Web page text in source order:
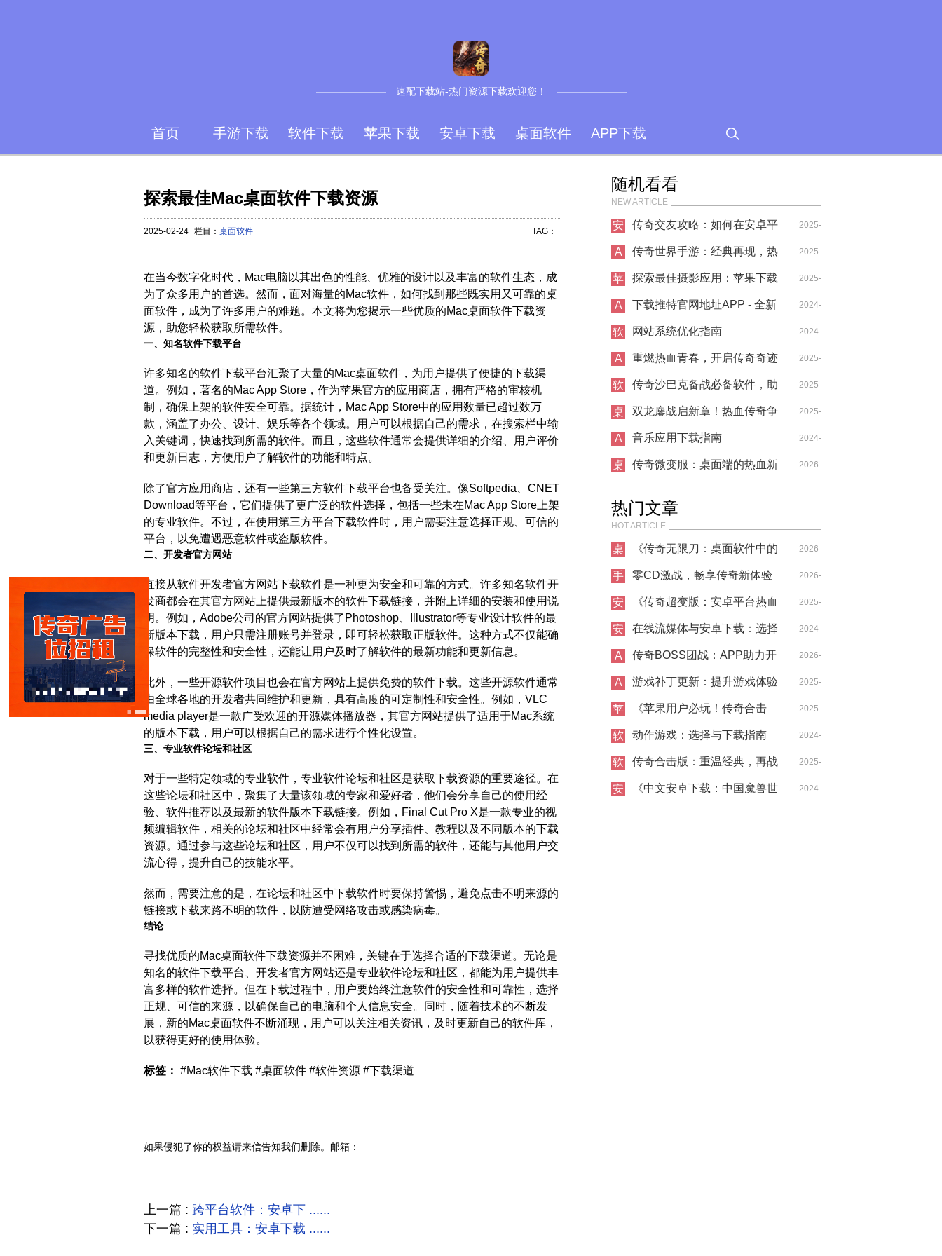
速配下载站-热门资源下载欢迎您！
首页 手游下载 软件下载 苹果下载 安卓下载 桌面软件 APP下载
探索最佳Mac桌面软件下载资源
2025-02-24 栏目： 桌面软件 TAG：
在当今数字化时代，Mac电脑以其出色的性能、优雅的设计以及丰富的软件生态，成
为了众多用户的首选。然而，面对海量的Mac软件，如何找到那些既实用又可靠的桌
面软件，成为了许多用户的难题。本文将为您揭示一些优质的Mac桌面软件下载资
源，助您轻松获取所需软件。
一、知名软件下载平台
许多知名的软件下载平台汇聚了大量的Mac桌面软件，为用户提供了便捷的下载渠
道。例如，著名的Mac App Store，作为苹果官方的应用商店，拥有严格的审核机
制，确保上架的软件安全可靠。据统计，Mac App Store中的应用数量已超过数万
款，涵盖了办公、设计、娱乐等各个领域。用户可以根据自己的需求，在搜索栏中输
入关键词，快速找到所需的软件。而且，这些软件通常会提供详细的介绍、用户评价
和更新日志，方便用户了解软件的功能和特点。
除了官方应用商店，还有一些第三方软件下载平台也备受关注。像Softpedia、CNET
Download等平台，它们提供了更广泛的软件选择，包括一些未在Mac App Store上架
的专业软件。不过，在使用第三方平台下载软件时，用户需要注意选择正规、可信的
平台，以免遭遇恶意软件或盗版软件。
二、开发者官方网站
直接从软件开发者官方网站下载软件是一种更为安全和可靠的方式。许多知名软件开
发商都会在其官方网站上提供最新版本的软件下载链接，并附上详细的安装和使用说
明。例如，Adobe公司的官方网站提供了Photoshop、Illustrator等专业设计软件的最
新版本下载，用户只需注册账号并登录，即可轻松获取正版软件。这种方式不仅能确
保软件的完整性和安全性，还能让用户及时了解软件的最新功能和更新信息。
此外，一些开源软件项目也会在官方网站上提供免费的软件下载。这些开源软件通常
由全球各地的开发者共同维护和更新，具有高度的可定制性和安全性。例如，VLC
media player是一款广受欢迎的开源媒体播放器，其官方网站提供了适用于Mac系统
的版本下载，用户可以根据自己的需求进行个性化设置。
三、专业软件论坛和社区
对于一些特定领域的专业软件，专业软件论坛和社区是获取下载资源的重要途径。在
这些论坛和社区中，聚集了大量该领域的专家和爱好者，他们会分享自己的使用经
验、软件推荐以及最新的软件版本下载链接。例如，Final Cut Pro X是一款专业的视
频编辑软件，相关的论坛和社区中经常会有用户分享插件、教程以及不同版本的下载
资源。通过参与这些论坛和社区，用户不仅可以找到所需的软件，还能与其他用户交
流心得，提升自己的技能水平。
然而，需要注意的是，在论坛和社区中下载软件时要保持警惕，避免点击不明来源的
链接或下载来路不明的软件，以防遭受网络攻击或感染病毒。
结论
寻找优质的Mac桌面软件下载资源并不困难，关键在于选择合适的下载渠道。无论是
知名的软件下载平台、开发者官方网站还是专业软件论坛和社区，都能为用户提供丰
富多样的软件选择。但在下载过程中，用户要始终注意软件的安全性和可靠性，选择
正规、可信的来源，以确保自己的电脑和个人信息安全。同时，随着技术的不断发
展，新的Mac桌面软件不断涌现，用户可以关注相关资讯，及时更新自己的软件库，
以获得更好的使用体验。
标签： #Mac软件下载 #桌面软件 #软件资源 #下载渠道
如果侵犯了你的权益请来信告知我们删除。邮箱：
上一篇 : 跨平台软件：安卓下 ......
下一篇 : 实用工具：安卓下载 ......
随机看看
NEW ARTICLE
安 传奇交友攻略：如何在安卓平
台结识志同道合的伙伴
2025-
06-04
A 传奇世界手游：经典再现，热
血重燃
2025-
06-14
苹 探索最佳摄影应用：苹果下载
指南
2025-
02-08
A 下载推特官网地址APP - 全新
推特下载体验
2024-
07-04
软 网站系统优化指南 2024-
09-20
A 重燃热血青春，开启传奇奇迹
之旅
2025-
12-06
软 传奇沙巴克备战必备软件，助
你登顶沙城之巅！
2025-
11-09
桌 双龙鏖战启新章！热血传奇争
霸服震撼上线
2025-
09-16
A 音乐应用下载指南 2024-
10-15
桌 传奇微变服：桌面端的热血新 2026-
热门文章
HOT ARTICLE
桌 《传奇无限刀：桌面软件中的
热血战斗新体验》
2026-
01-13
手 零CD激战，畅享传奇新体验 2026-
01-22
安 《传奇超变版：安卓平台热血
重燃，开启全新冒险征程》
2025-
12-05
安 在线流媒体与安卓下载：选择
适合你的标签和分类
2024-
08-29
A 传奇BOSS团战：APP助力开
启热血征途
2026-
03-30
A 游戏补丁更新：提升游戏体验
的关键
2025-
02-19
苹 《苹果用户必玩！传奇合击
版：经典与创新的激情碰撞》
2025-
12-31
软 动作游戏：选择与下载指南 2024-
09-19
软 传奇合击版：重温经典，再战
巅峰
2025-
04-24
安 《中文安卓下载：中国魔兽世 2024-